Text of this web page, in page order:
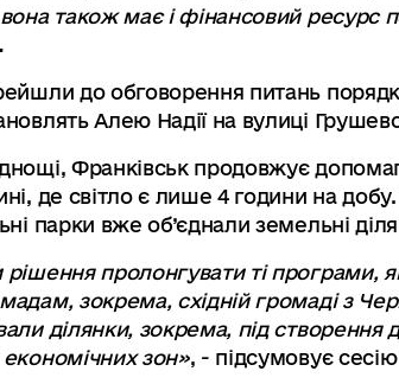
також має і фінансовий ресурс
до обговорення питань
Алею Надії на вулиці
Франківськ продовжує
де світло є лише 4 години на
парки вже об’єднали земельні
рішення пролонгувати ті
зокрема, східній громаді з
ділянки, зокрема, під створення
зон», - підсумовує